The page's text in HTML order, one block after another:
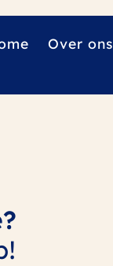
Over ons